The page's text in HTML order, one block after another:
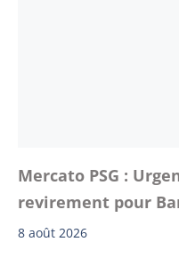
Mercato PSG :
revirement pour
8 août 2026